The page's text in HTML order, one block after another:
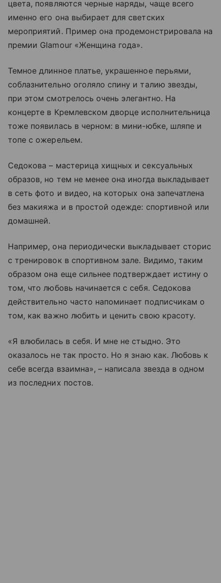
цвета, появляются черные наряды, чаще всего
именно его она выбирает для светских
мероприятий. Пример она продемонстрировала на
премии Glamour «Женщина года».
Темное длинное платье, украшенное перьями,
соблазнительно оголяло спину и талию звезды,
при этом смотрелось очень элегантно. На
концерте в Кремлевском дворце исполнительница
тоже появилась в черном: в мини-юбке, шляпе и
топе с ожерельем.
Седокова – мастерица хищных и сексуальных
образов, но тем не менее она иногда выкладывает
в сеть фото и видео, на которых она запечатлена
без макияжа и в простой одежде: спортивной или
домашней.
Например, она периодически выкладывает сторис
с тренировок в спортивном зале. Видимо, таким
образом она еще сильнее подтверждает истину о
том, что любовь начинается с себя. Седокова
действительно часто напоминает подписчикам о
том, как важно любить и ценить свою красоту.
«Я влюбилась в себя. И мне не стыдно. Это
оказалось не так просто. Но я знаю как. Любовь к
себе всегда взаимна», – написала звезда в одном
из последних постов.